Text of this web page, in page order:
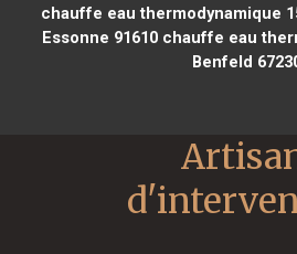
chauffe eau thermodynamique
Essonne 91610 chauffe eau
Benfeld